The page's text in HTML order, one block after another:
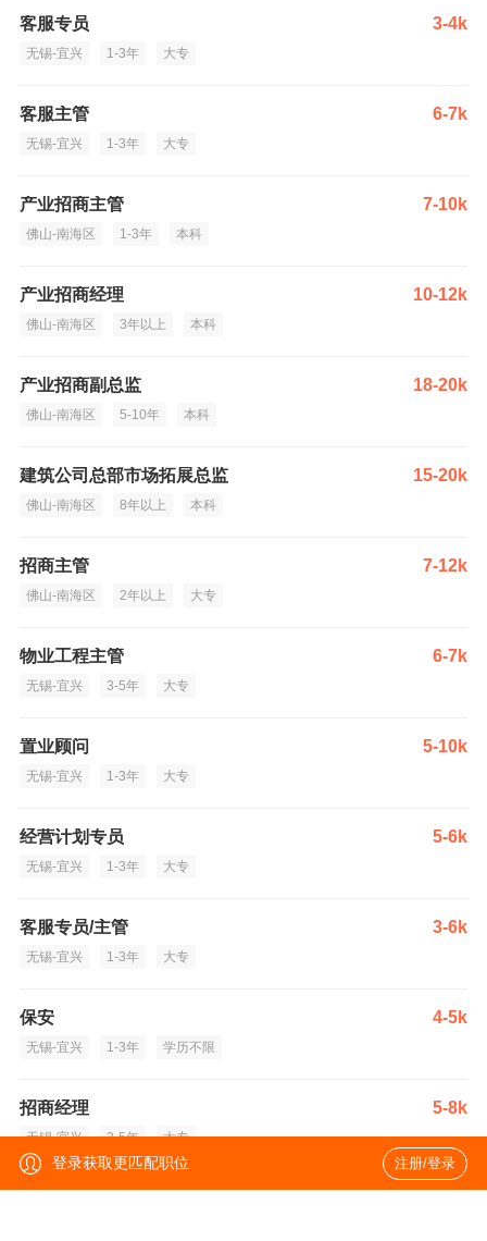
客服专员 3-4k
无锡-宜兴 1-3年 大专
客服主管 6-7k
无锡-宜兴 1-3年 大专
产业招商主管 7-10k
佛山-南海区 1-3年 本科
产业招商经理 10-12k
佛山-南海区 3年以上 本科
产业招商副总监 18-20k
佛山-南海区 5-10年 本科
建筑公司总部市场拓展总监 15-20k
佛山-南海区 8年以上 本科
招商主管 7-12k
佛山-南海区 2年以上 大专
物业工程主管 6-7k
无锡-宜兴 3-5年 大专
置业顾问 5-10k
无锡-宜兴 1-3年 大专
经营计划专员 5-6k
无锡-宜兴 1-3年 大专
客服专员/主管 3-6k
无锡-宜兴 1-3年 大专
保安 4-5k
无锡-宜兴 1-3年 学历不限
招商经理 5-8k
无锡-宜兴 3-5年 大专
登录获取更匹配职位 注册/登录